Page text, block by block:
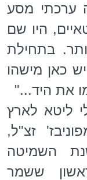
ערכתי מסע
היו שם
בתחילת
כאן מישהו
את היד..."
ליטא לארץ
זצ"ל,
השמיטה
ששמר